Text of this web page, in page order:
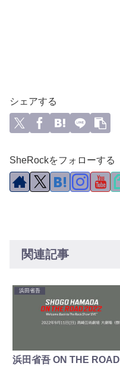
シェアする
SheRockをフォローする
関連記事
浜田省吾
浜田省吾 ON THE ROAD